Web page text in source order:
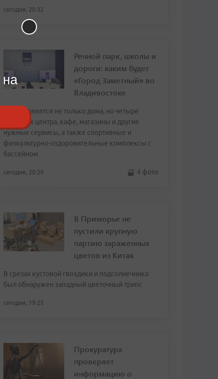
сегодня, 20:32
Речной парк, школы и
дороги: каким будет
«Город Заметный» во
Владивостоке
Здесь появятся не только дома, но четыре
торговых центра, кафе, магазины и другие
нужные сервисы, а также спортивные и
физкультурно-оздоровительные комплексы с
бассейном
сегодня, 20:20 4 фото
В Приморье не
пустили крупную
партию зараженных
цветов из Китая
В срезах кустовой гвоздики и подсолнечника
был обнаружен западный цветочный трипс
сегодня, 19:25
Прокуратура
проверяет
информацию о